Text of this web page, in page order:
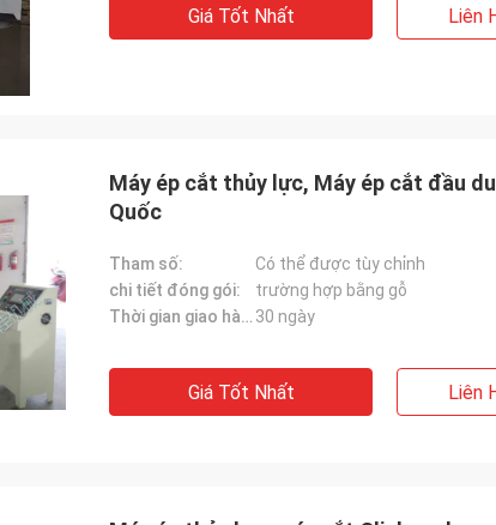
Giá Tốt Nhất Liên
Máy ép cắt thủy lực, Máy ép cắt đầu
Quốc
Tham số:
Có thể được tùy chỉnh
chi tiết đóng gói:
trường hợp bằng gỗ
Thời gian giao hàng: 30 ngày
Giá Tốt Nhất Liên